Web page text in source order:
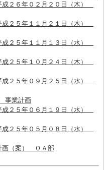
２６年０２月２０日（木）
２５年１１月２１日（木）
２５年１１月１３日（水）
２５年１０月２４日（木）
２５年０９月２５日（水）
事業計画
２５年０６月１９日（水）
２５年０５月０８日（水）
画（案） ＯＡ部